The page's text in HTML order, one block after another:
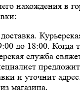
нахождения в
до 18:00. Когда
служба
и уточнит адрес.
магазина.